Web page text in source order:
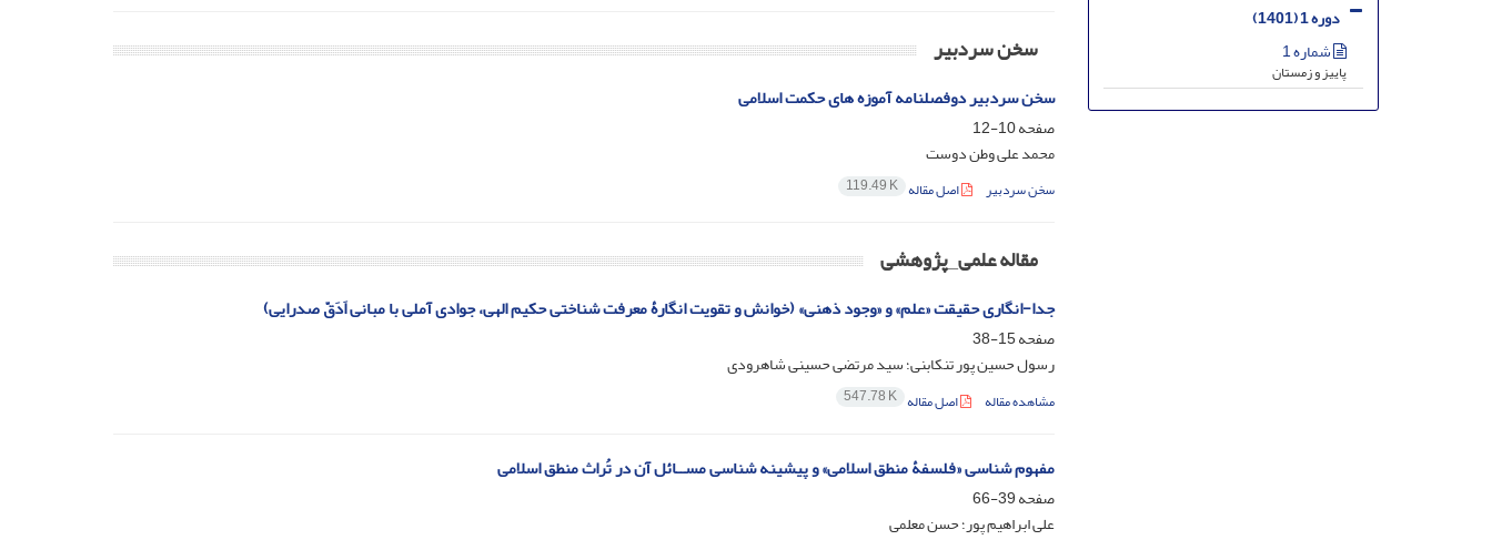
سخن سردبیر
سخن سردبیر دوفصلنامه آموزه های حکمت اسلامی
صفحه10-12
محمد علی وطن دوست
سخن سردبیر اصل مقاله 119.49 K
مقاله علمی_پژوهشی
جدا-انگاری حقیقت «علم» و «وجود ذهنی» (خوانش و تقویت انگارۀ معرفت ‌شناختی حکیم الهی، جوادی آملی با مبانی اَدَقّ صدرایی)
صفحه15-38
رسول حسین پور تنکابنی؛ سید مرتضی حسینی شاهرودی
مشاهده مقاله اصل مقاله 547.78 K
مفهوم شناسی «فلسفۀ منطق‌ اسلامی» و پیشینه شناسی مســائل آن در تُراث منطق اسلامی
صفحه39-66
علی ابراهیم پور؛ حسن معلمی
دوره 1 (1401)
شماره 1
پاییز و زمستان